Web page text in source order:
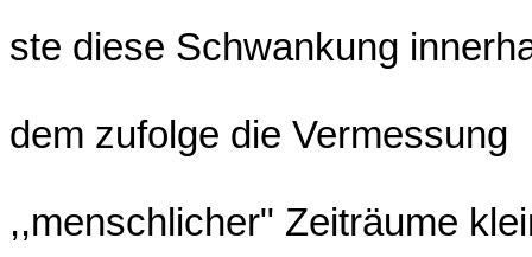
ste diese Schwankung
dem zufolge die Vermessung
,,menschlicher" Zeiträume